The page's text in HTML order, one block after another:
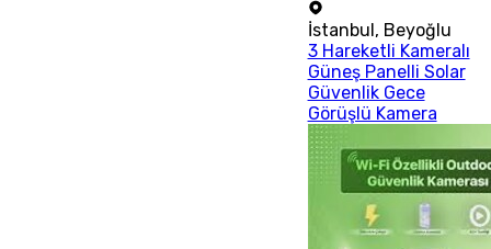
İstanbul, Beyoğlu
3 Hareketli Kameralı
Güneş Panelli Solar
Güvenlik Gece
Görüşlü Kamera